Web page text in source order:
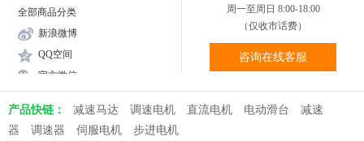
全部商品分类
新浪微博
QQ空间
官方微信
周一至周日 8:00-18:00
（仅收市话费）
咨询在线客服
产品快链： 减速马达 调速电机 直流电机 电动滑台
减速
器
调速器 伺服电机 步进电机